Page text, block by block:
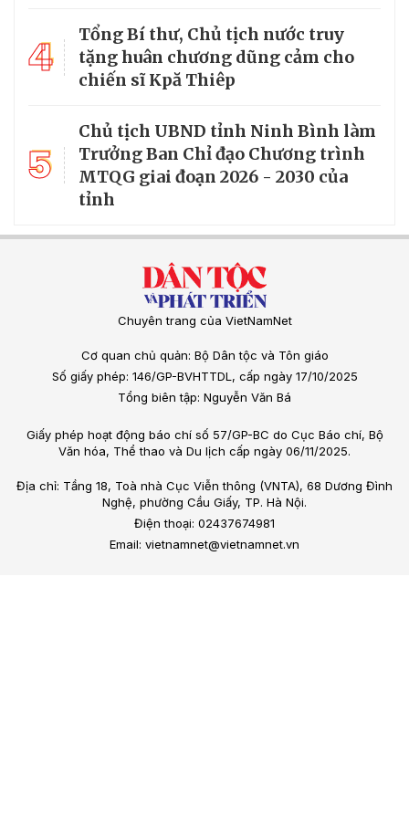
4
Tổng Bí thư, Chủ tịch nước truy
tặng huân chương dũng cảm cho
chiến sĩ Kpă Thiêp
5
Chủ tịch UBND tỉnh Ninh Bình làm
Trưởng Ban Chỉ đạo Chương trình
MTQG giai đoạn 2026 - 2030 của
tỉnh
Chuyên trang của VietNamNet
Cơ quan chủ quản: Bộ Dân tộc và Tôn giáo
Số giấy phép: 146/GP-BVHTTDL, cấp ngày 17/10/2025
Tổng biên tập: Nguyễn Văn Bá
Giấy phép hoạt động báo chí số 57/GP-BC do Cục Báo chí, Bộ
Văn hóa, Thể thao và Du lịch cấp ngày 06/11/2025.
Địa chỉ: Tầng 18, Toà nhà Cục Viễn thông (VNTA), 68 Dương Đình
Nghệ, phường Cầu Giấy, TP. Hà Nội.
Điện thoại: 02437674981
Email: vietnamnet@vietnamnet.vn